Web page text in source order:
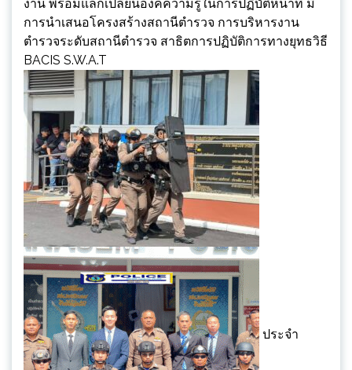
งาน พร้อมแลกเปลี่ยนองค์ความรู้ในการปฏิบัติหน้าที่ มี
การนำเสนอโครงสร้างสถานีตำรวจ การบริหารงาน
ตำรวจระดับสถานีตำรวจ สาธิตการปฏิบัติการทางยุทธวิธี
BACIS S.W.A.T
ประจำ